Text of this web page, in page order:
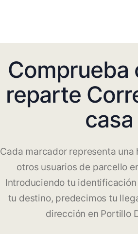
Comprueba
reparte
casa
Cada marcador representa una
otros usuarios de parcello
Introduciendo tu
tu destino, predecimos tu
dirección en Portillo